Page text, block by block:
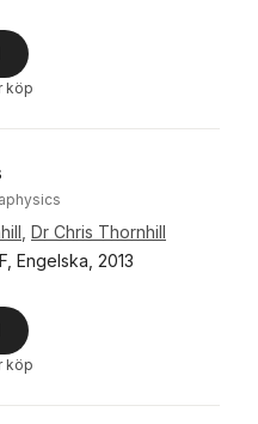
köp
Dr Chris Thornhill
Engelska 2013
köp